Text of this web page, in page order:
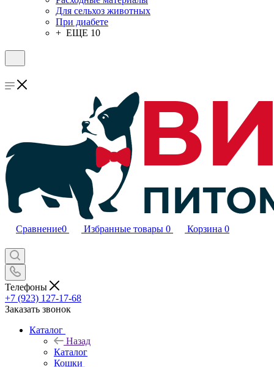
Для сельхоз животных
При диабете
+ ЕЩЕ 10
Сравнение0 Избранные товары 0 Корзина 0
Телефоны
+7 (923) 127-17-68
Заказать звонок
Каталог
Назад
Каталог
Кошки